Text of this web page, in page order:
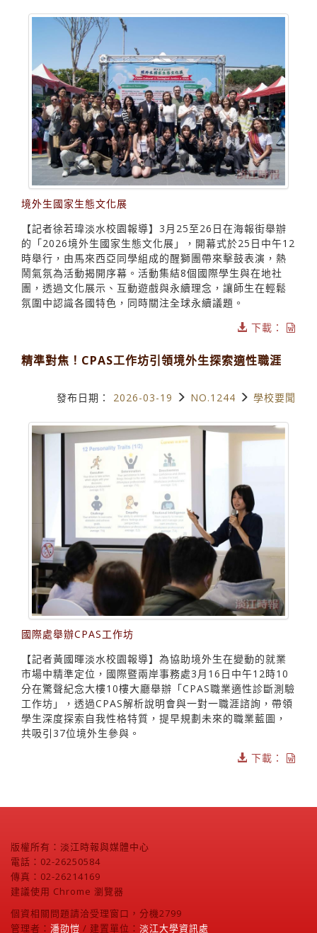
境外生國家生態文化展
【記者徐若瑋淡水校園報導】3月25至26日在海報街舉辦
的「2026境外生國家生態文化展」，開幕式於25日中午12
時舉行，由馬來西亞同學組成的醒獅團帶來擊鼓表演，熱
鬧氣氛為活動揭開序幕。活動集結8個國際學生與在地社
團，透過文化展示、互動遊戲與永續理念，讓師生在輕鬆
氛圍中認識各國特色，同時關注全球永續議題。
下載：
精準對焦！CPAS工作坊引領境外生探索適性職涯
發布日期： 2026-03-19 NO.1244 學校要聞
國際處舉辦CPAS工作坊
【記者黃國暉淡水校園報導】為協助境外生在變動的就業
市場中精準定位，國際暨兩岸事務處3月16日中午12時10
分在驚聲紀念大樓10樓大廳舉辦「CPAS職業適性診斷測驗
工作坊」，透過CPAS解析說明會與一對一職涯諮詢，帶領
學生深度探索自我性格特質，提早規劃未來的職業藍圖，
共吸引37位境外生參與。
下載：
版權所有：淡江時報與媒體中心
電話：02-26250584
傳真：02-26214169
建議使用 Chrome 瀏覽器
個資相關問題請洽受理窗口，分機2799
管理者： 潘劭愷 / 建置單位： 淡江大學資訊處